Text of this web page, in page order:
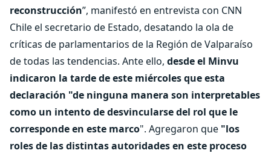
reconstrucción”, manifestó en entrevista con CNN
Chile el secretario de Estado, desatando la ola de
críticas de parlamentarios de la Región de Valparaíso
de todas las tendencias. Ante ello, desde el Minvu
indicaron la tarde de este miércoles que esta
declaración "de ninguna manera son interpretables
como un intento de desvincularse del rol que le
corresponde en este marco". Agregaron que "los
roles de las distintas autoridades en este proceso